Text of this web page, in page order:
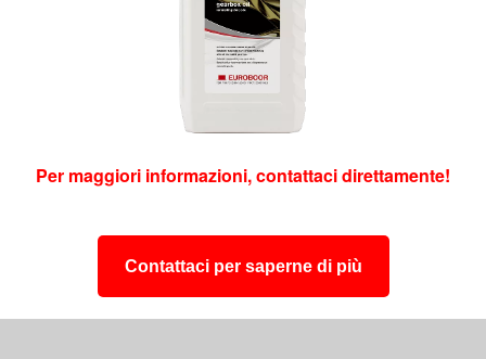
Per maggiori informazioni, contattaci direttamente!
Contattaci per saperne di più